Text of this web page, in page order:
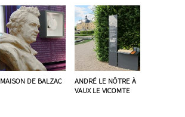
MAISON DE BALZAC
ANDRÉ LE NÔTRE À
VAUX LE VICOMTE